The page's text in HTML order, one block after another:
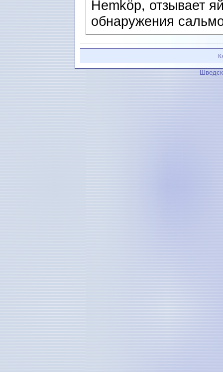
Hemköp, отзывает
обнаружения